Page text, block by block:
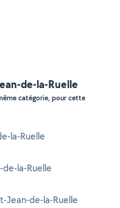
de-la-Ruelle
catégorie, pour cette
la-Ruelle
la-Ruelle
Jean-de-la-Ruelle